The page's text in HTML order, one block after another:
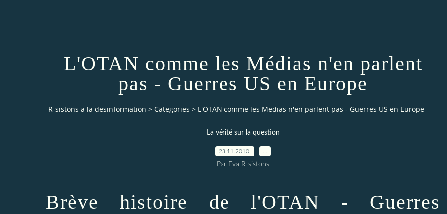
L'OTAN comme les Médias n'en parlent
pas - Guerres US en Europe
R-sistons à la désinformation > Categories > L'OTAN comme les Médias n'en parlent pas - Guerres US en Europe
La vérité sur la question
23.11.2010
Par Eva R-sistons
Brève histoire de l'OTAN - Guerres